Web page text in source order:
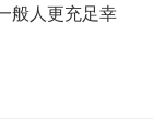
般人更充足幸